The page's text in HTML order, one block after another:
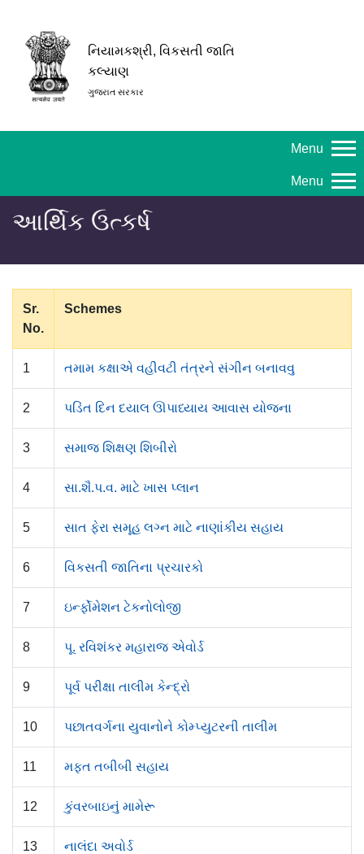
નિયામકશ્રી, વિકસતી જાતિ
કલ્યાણ
ગુજરાત સરકાર
Menu
Menu
આર્થિક ઉત્કર્ષ
Sr.
No.
Schemes
1 તમામ કક્ષાએ વહીવટી તંત્રને સંગીન બનાવવુ
2 પડિંત દિન દયાલ ઊપાધ્યાય આવાસ યોજના
3 સમાજ શિક્ષણ શિબીરો
4 સા.શૈ.પ.વ. માટે ખાસ પ્લાન
5 સાત ફેરા સમૂહ લગ્ન માટે નાણાંકીય સહાય
6 વિકસતી જાતિના પ્રચારકો
7 ઇર્ન્ફોમેશન ટેકનોલોજી
8 પૂ. રવિશંકર મહારાજ એવોર્ડ
9 પૂર્વ પરીક્ષા તાલીમ કેન્દ્રો
10 પછાતવર્ગના યુવાનોને કોમ્પ્યુટરની તાલીમ
11 મફત તબીબી સહાય
12 કુંવરબાઇનું મામેરૂ
13 નાલંદા અવોર્ડ